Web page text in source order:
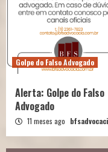
Golpe do Falso Advogado
Alerta: Golpe do Falso
Advogado
11 meses ago